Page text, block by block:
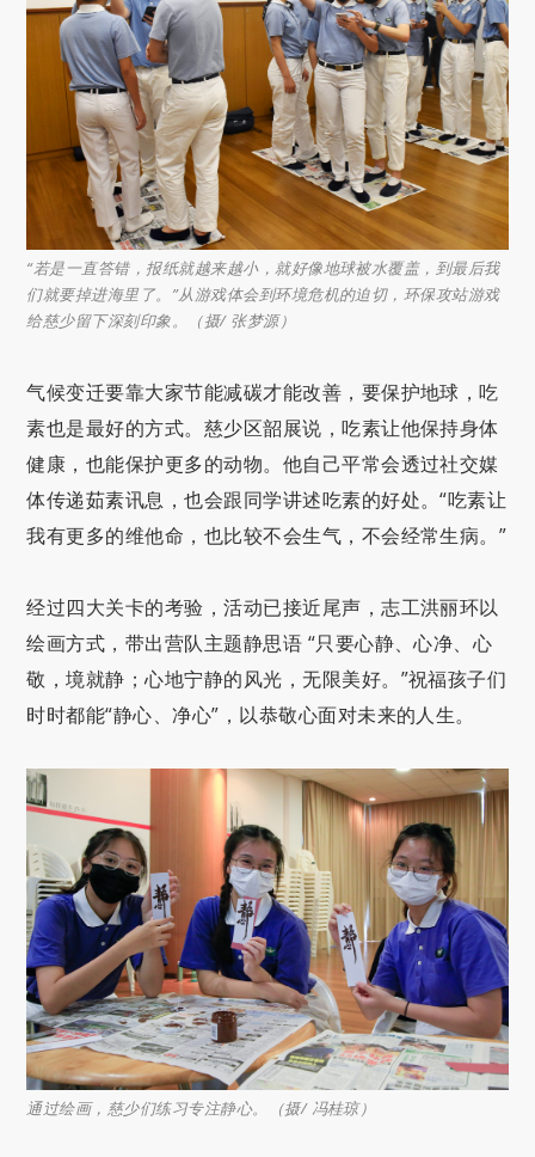
“若是一直答错，报纸就越来越小，就好像地球被水覆盖，到最后我
们就要掉进海里了。”从游戏体会到环境危机的迫切，环保攻站游戏
给慈少留下深刻印象。（摄/ 张梦源）
气候变迁要靠大家节能减碳才能改善，要保护地球，吃
素也是最好的方式。慈少区韶展说，吃素让他保持身体
健康，也能保护更多的动物。他自己平常会透过社交媒
体传递茹素讯息，也会跟同学讲述吃素的好处。“吃素让
我有更多的维他命，也比较不会生气，不会经常生病。”
经过四大关卡的考验，活动已接近尾声，志工洪丽环以
绘画方式，带出营队主题静思语 “只要心静、心净、心
敬，境就静；心地宁静的风光，无限美好。”祝福孩子们
时时都能“静心、净心”，以恭敬心面对未来的人生。
通过绘画，慈少们练习专注静心。（摄/ 冯桂琼）